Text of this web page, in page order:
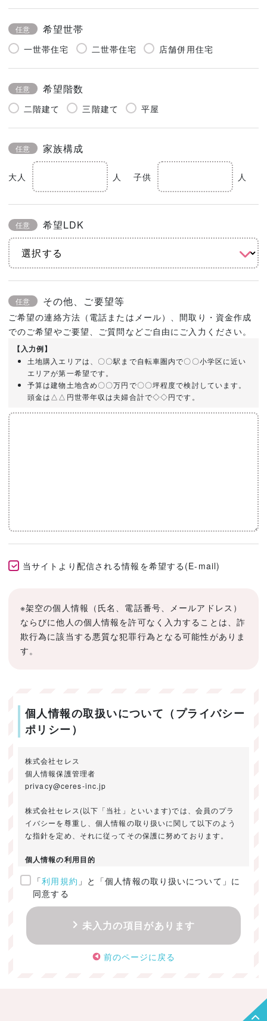
任意 希望世帯
一世帯住宅 二世帯住宅 店舗併用住宅
任意 希望階数
二階建て 三階建て 平屋
任意 家族構成
大人 人 子供 人
任意 希望LDK
任意 その他、ご要望等
ご希望の連絡方法（電話またはメール）、間取り・資金作成
でのご希望やご要望、ご質問などご自由にご入力ください。
【入力例】
土地購入エリアは、〇〇駅まで自転車圏内で〇〇小学区に近い
エリアが第一希望です。
予算は建物土地含め〇〇万円で〇〇坪程度で検討しています。
頭金は△△円世帯年収は夫婦合計で◇◇円です。
当サイトより配信される情報を希望する(E-mail)
※架空の個人情報（氏名、電話番号、メールアドレス）
ならびに他人の個人情報を許可なく入力することは、詐
欺行為に該当する悪質な犯罪行為となる可能性がありま
す。
個人情報の取扱いについて（プライバシー
ポリシー）
株式会社セレス
個人情報保護管理者
privacy@ceres-inc.jp
株式会社セレス(以下「当社」といいます)では、会員のプラ
イバシーを尊重し、個人情報の取り扱いに関して以下のよう
な指針を定め、それに従ってその保護に努めております。
個人情報の利用目的
ご提供いただきました個人情報は、以下のためにのみ利用い
たします。
・お問い合わせに対する回答及び資料送付のご連絡
・当社のお客様向けサービスの提供
・本人確認
・サービスの開発・改善のための分析
「利用規約 」と「個人情報の取り扱いについて」に
同意する
未入力の項目があります
前のページに戻る